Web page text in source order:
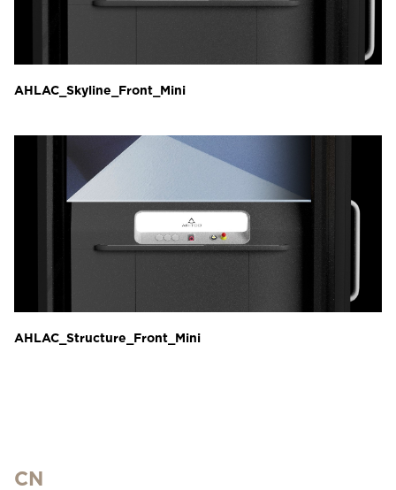
AHLAC_Skyline_Front_Mini
AHLAC_Structure_Front_Mini
CN